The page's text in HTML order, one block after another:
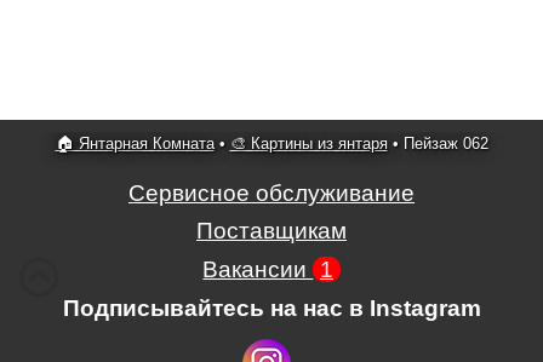
🏠 Янтарная Комната• 🎨 Картины из янтаря • Пейзаж 062
Сервисное обслуживание
Поставщикам
Вакансии 1
Подписывайтесь на нас в Instagram